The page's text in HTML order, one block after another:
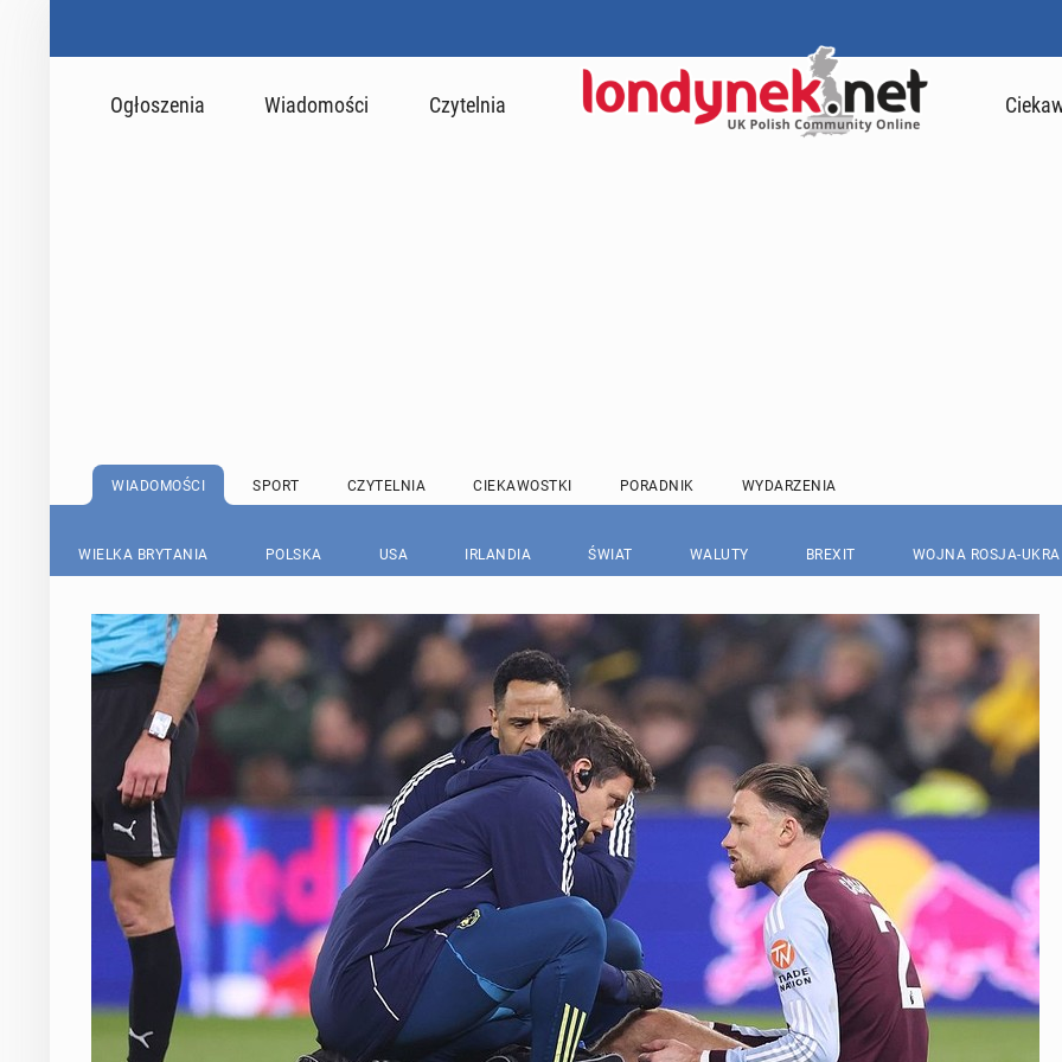
Ogłoszenia Wiadomości Czytelnia
WIADOMOŚCI SPORT CZYTELNIA CIEKAWOSTKI PORADNIK WYDARZENIA
WIELKA BRYTANIA POLSKA USA IRLANDIA ŚWIAT WALUTY BREXIT WOJNA ROSJA-